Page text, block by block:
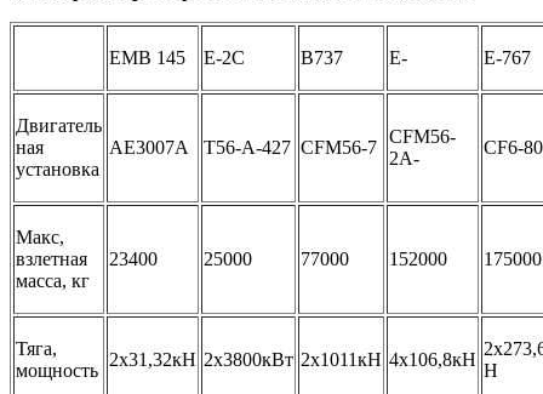
ЕМВ 145 Е-2С В737 Е- Е-767
Двигатель
ная
установка
АЕ3007А Т56-А-427 CFM56-7
CFM56-
2A-
CF6-
Макс,
взлетная
масса, кг
23400 25000 77000 152000 175000
Тяга,
мощность
2х31,32кН 2х3800кВт 2х1011кН 4х106,8кН
Н